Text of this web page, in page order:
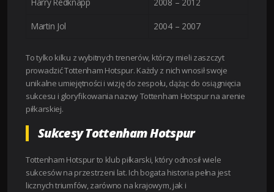
Martin Jol 2004 – 2007
To tylko kilku z wybitnych trenerów, którzy mieli zaszczyt
prowadzić Tottenham Hotspur. Każdy z nich wnosił swoje
unikalne umiejętności i wizję do zespołu, dążąc do osiągnięcia
sukcesu i gloryfikowania nazwy Tottenham Hotspur na arenie
piłkarskiej.
Sukcesy Tottenham Hotspur
Tottenham Hotspur to klub piłkarski, który odnosił wiele
sukcesów na przestrzeni lat. Ich bogata historia pełna jest
licznych triumfów, zarówno na krajowym, jak i